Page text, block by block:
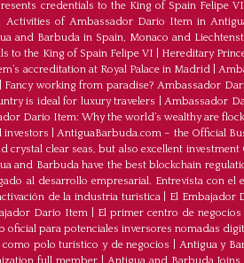
credentials to the King of Spain Felipe VI
Activities of Ambassador Dario Item in
and Barbuda in Spain, Monaco and
to the King of Spain Felipe VI
Hereditary
accreditation at Royal Palace in Madrid |
Fancy working from paradise? Ambassador
is ideal for luxury travelers |Ambassador
Dario Item: Why the world’s wealthy are
investors |AntiguaBarbuda.com – the Official
crystal clear seas, but also excellent
and Barbuda have the best blockchain
al desarrollo empresarial. Entrevista con el
de la industria turística| El Embajador
Dario Item
El primer centro de
oficial para potenciales inversores nomadas
polo turístico y de negocios
Antigua y